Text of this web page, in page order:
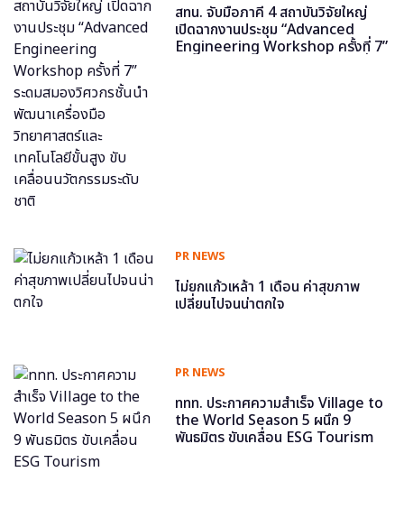
สทน. จับมือภาคี 4 สถาบันวิจัยใหญ่
เปิดฉากงานประชุม “Advanced
Engineering Workshop ครั้งที่ 7”
PR NEWS
ไม่ยกแก้วเหล้า 1 เดือน ค่าสุขภาพ
เปลี่ยนไปจนน่าตกใจ
PR NEWS
ททท. ประกาศความสำเร็จ Village to
the World Season 5 ผนึก 9
พันธมิตร ขับเคลื่อน ESG Tourism